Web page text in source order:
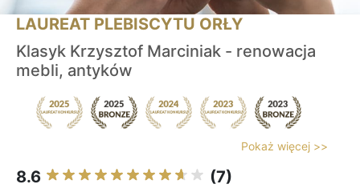
LAUREAT PLEBISCYTU ORŁY
Klasyk Krzysztof Marciniak - renowacja
mebli, antyków
Pokaż więcej >>
8.6 (7)